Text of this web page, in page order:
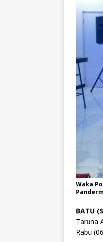
Waka
BATU
Taruna
Rabu